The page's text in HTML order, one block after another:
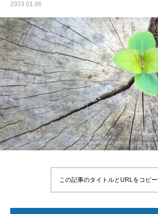
2023.01.06
この記事のタイトルとURLをコピ